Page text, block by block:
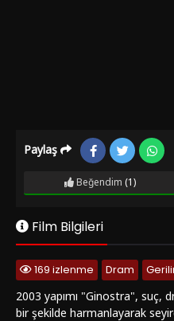
Paylaş
Beğendim (1)
Film Bilgileri
169 izlenme Dram
2003 yapımı "Ginostra", suç,
bir şekilde harmanlayarak